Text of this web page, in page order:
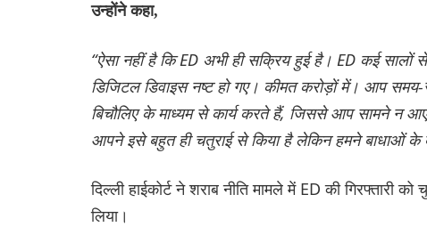
उन्होंने कहा,
“ऐसा नहीं है कि ED अभी ही सक्रिय हुई है। ED कई
डिजिटल डिवाइस नष्ट हो गए। कीमत करोड़ों में। आप
बिचौलिए के माध्यम से कार्य करते हैं, जिससे आप सामने न
आपने इसे बहुत ही चतुराई से किया है लेकिन हमने बाधाओं के
दिल्ली हाईकोर्ट ने शराब नीति मामले में ED की गिरफ्तारी
लिया।